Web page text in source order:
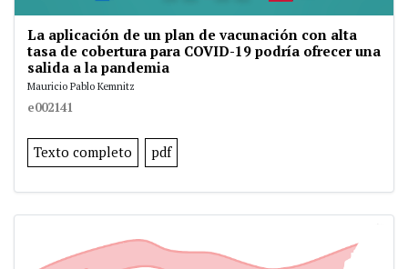
La aplicación de un plan de vacunación con alta
tasa de cobertura para COVID-19 podría ofrecer una
salida a la pandemia
Mauricio Pablo Kemnitz
e002141
Texto completo pdf